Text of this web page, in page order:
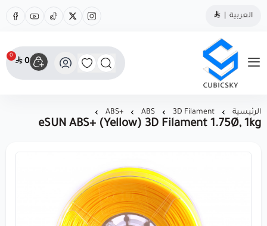
العربية
مؤسسة كيوبك سكاي
0
0
الرئيسية 3D Filament
ABS
+ABS
eSUN ABS+ (Yellow) 3D Filament 1.75Ø, 1kg